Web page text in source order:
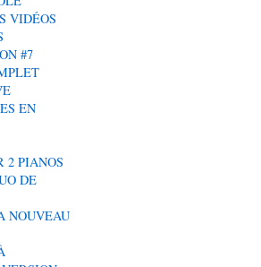
VIDÉOS
#7
EN
2 PIANOS
DE
NOUVEAU